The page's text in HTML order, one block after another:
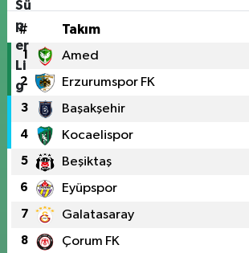
# Takım
1 Amed
2 Erzurumspor FK
3 Başakşehir
4 Kocaelispor
5 Beşiktaş
6 Eyüpspor
7 Galatasaray
8 Çorum FK